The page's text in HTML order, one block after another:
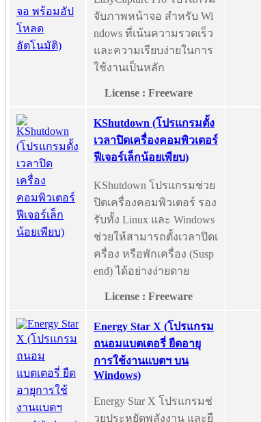
จับภาพหน้าจอ สำหรับ Wi
ndows ที่เน้นความรวดเร็ว
และความเรียบง่ายในการ
ใช้งานเป็นหลัก
License : Freeware
KShutdown (โปรแกรมตั้ง
เวลาปิดเครื่องคอมพิวเตอร์
ฟีเจอร์เล็กน้อยเพียบ)
KShutdown โปรแกรมช่วย
ปิดเครื่องคอมพิวเตอร์ รอง
รับทั้ง Linux และ Windows
ช่วยให้สามารถตั้งเวลาปิดเ
ครื่อง หรือพักเครื่อง (Susp
end) ได้อย่างง่ายดาย
License : Freeware
Energy Star X (โปรแกรม
ถนอมแบตเตอรี่ ยืดอายุ
การใช้งานแบตฯ บน
Windows)
Energy Star X โปรแกรมช่
วยประหยัดพลังงาน และยื